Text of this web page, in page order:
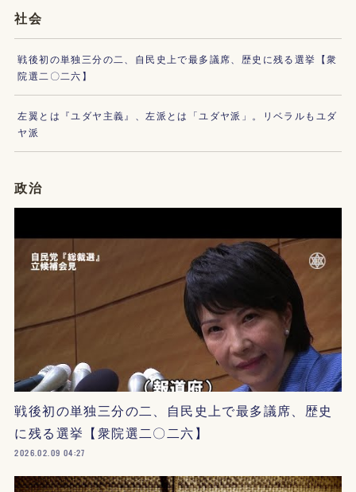
社会
戦後初の単独三分の二、自民史上で最多議席、歴史に残る選挙【衆
院選二〇二六】
左翼とは『ユダヤ主義』、左派とは「ユダヤ派」。リベラルもユダ
ヤ派
政治
戦後初の単独三分の二、自民史上で最多議席、歴史
に残る選挙【衆院選二〇二六】
2026.02.09 04:27